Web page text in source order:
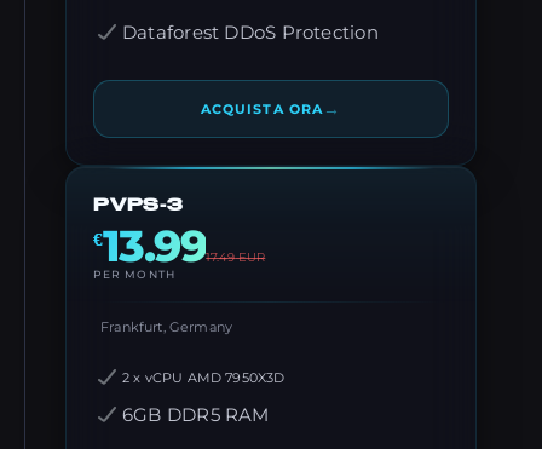
Dataforest DDoS Protection
ACQUISTA ORA →
PVPS-3
€13.9917.49EUR
PER MONTH
Frankfurt, Germany
2 x vCPU AMD 7950X3D
6GB DDR5 RAM